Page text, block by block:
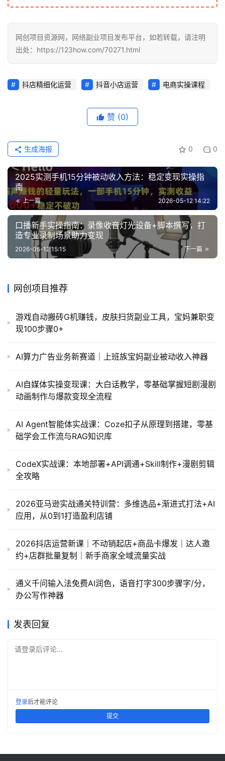
网创项目资源网，网络副业项目发布平台，如若转载，请注明
出处：https://123how.com/70271.html
抖店精细化运营 抖音小店运营 电商实操课程
赞 (0)
0 0
生成海报
2025实测手机15分钟被动收入方法：稳定变现实操指
南
上一篇 2026-05-12 14:22
口播新手实操指南：录像收音灯光设备+脚本撰写，打
造专业录制场景助力变现
下一篇
2026-05-12 15:15
网创项目推荐
游戏自动搬砖G机赚钱，皮肤扫货副业工具，宝妈兼职变
现100步骤0+
AI算力广告业务新赛道｜上班族宝妈副业被动收入神器
AI自媒体实操变现课：大白话教学，零基础掌握短剧漫剧
动画制作与爆款变现全流程
AI Agent智能体实战课：Coze扣子从原理到搭建，零基
础学会工作流与RAG知识库
CodeX实战课：本地部署+API调通+Skill制作+漫剧剪辑
全攻略
2026亚马逊实战通关特训营：多维选品+渐进式打法+AI
应用，从0到1打造盈利店铺
2026抖店运营新课｜不动销起店+商品卡爆发｜达人邀
约+店群批量复制｜新手商家全域流量实战
通义千问输入法免费AI润色，语音打字300步骤字/分，
办公写作神器
发表回复
请登录后评论...
登录后才能评论
提交